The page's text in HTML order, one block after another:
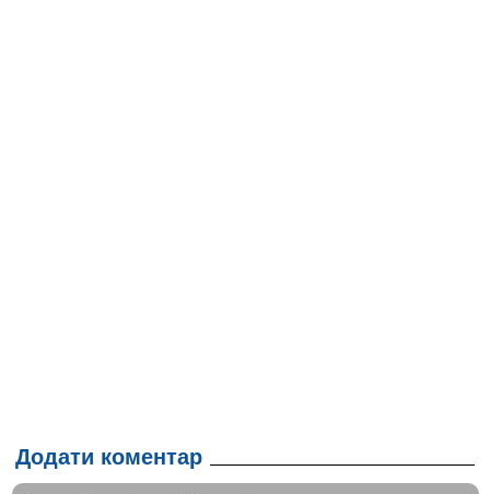
Додати коментар